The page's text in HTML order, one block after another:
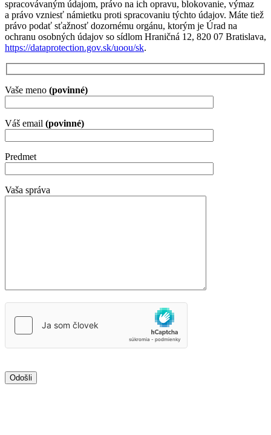
spracovávaným údajom, právo na ich opravu, blokovanie, výmaz
a právo vzniesť námietku proti spracovaniu týchto údajov. Máte tiež
právo podať sťažnosť dozornému orgánu, ktorým je Úrad na
ochranu osobných údajov so sídlom Hraničná 12, 820 07 Bratislava,
https://dataprotection.gov.sk/uoou/sk.
Vaše meno (povinné)
Váš email (povinné)
Predmet
Vaša správa